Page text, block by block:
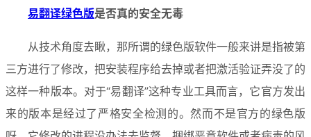
易翻译绿色版是否真的安全无毒
从技术角度去瞅，那所谓的绿色版软件一般来讲是指被第
三方进行了修改，把安装程序给去掉或者把激活验证弄没了的
这样一种版本。对于“易翻译”这种专业工具而言，它官方发出
来的版本是经过了严格安全检测的。然而不是官方的绿色版